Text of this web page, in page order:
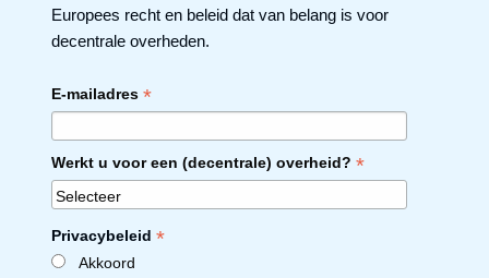
Europees recht en beleid dat van belang is voor
decentrale overheden.
E-mailadres *
Werkt u voor een (decentrale) overheid? *
Privacybeleid *
Akkoord